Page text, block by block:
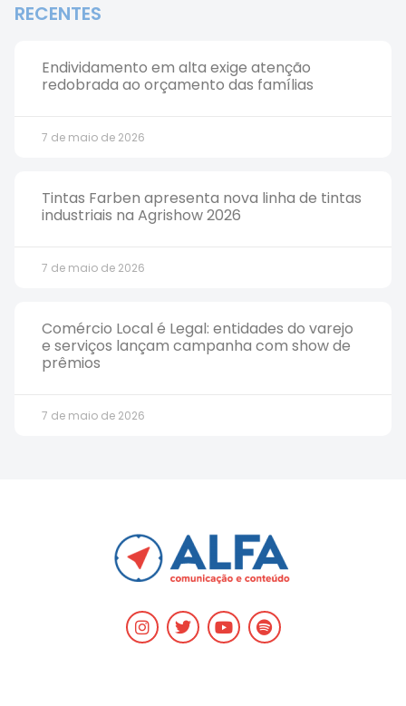
RECENTES
Endividamento em alta exige atenção
redobrada ao orçamento das famílias
7 de maio de 2026
Tintas Farben apresenta nova linha de tintas
industriais na Agrishow 2026
7 de maio de 2026
Comércio Local é Legal: entidades do varejo
e serviços lançam campanha com show de
prêmios
7 de maio de 2026